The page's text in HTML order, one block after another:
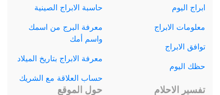
ابراج اليوم
معلومات الابراج
توافق الابراج
حظك اليوم
حاسبة الابراج الصينية
معرفة البرج من اسمك
واسم أمك
معرفة الابراج بتاريخ الميلاد
حساب العلاقة مع الشريك
تفسير الاحلام حول الموقع